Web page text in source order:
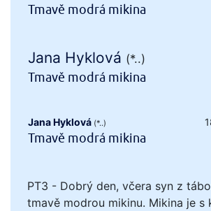
Tmavě modrá mikina
Jana Hyklová (*..)
Tmavě modrá mikina
Jana Hyklová (*..)
Tmavě modrá mikina
PT3 - Dobrý den, včera syn z
tmavě modrou mikinu. Mikina je s